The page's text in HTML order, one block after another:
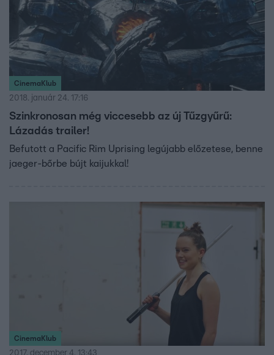
CinemaKlub
2018. január 24. 17:16
Szinkronosan még viccesebb az új Tűzgyűrű:
Lázadás trailer!
Befutott a Pacific Rim Uprising legújabb előzetese, benne
jaeger-bőrbe bújt kaijukkal!
CinemaKlub